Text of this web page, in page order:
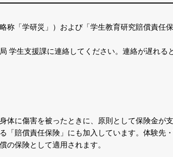
称「学研災」）および「学生教育研究賠償責任
学生支援課に連絡してください。連絡が遅れる
体に傷害を被ったときに、原則として保険金が
「賠償責任保険」にも加入しています。体験先
の保険として適用されます。